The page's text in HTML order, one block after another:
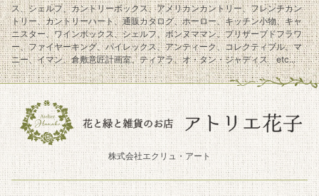
ス、シェルフ、カントリーボックス、アメリカンカントリー、フレンチカン
トリー、カントリーハート、通販カタログ、ホーロー、キッチン小物、キャ
ニスター、ワインボックス、シェルフ、ボンヌママン、プリザーブドフラワ
ー、ファイヤーキング、パイレックス、アンティーク、コレクティブル、マ
ニー、イマン、倉敷意匠計画室、ティアラ、オ・タン・ジャディス etc...
株式会社エクリュ・アート